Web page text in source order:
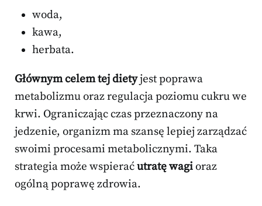
woda,
kawa,
herbata.
Głównym celem tej dietyjest poprawa
metabolizmu oraz regulacja poziomu cukru we
krwi. Ograniczając czas przeznaczony na
jedzenie, organizm ma szansę lepiej zarządzać
swoimi procesami metabolicznymi. Taka
strategia może wspieraćutratę wagioraz
ogólną poprawę zdrowia.